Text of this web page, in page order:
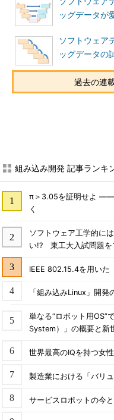
ッグデータが
ソフトウェア
ッグデータの
過去の連
組み込み開発 記事ランキ
π＞3.05を証明せよ ――
く
ソフトウェア工学的に
い!? 東工大入試問題を
IEEE 802.15.4を用いた
「組み込みLinux」開発
単なる“ロボット用OS”
System）」の概要と新
世界最高のIQを持つ女
製造業における「バリ
サービスロボットの今